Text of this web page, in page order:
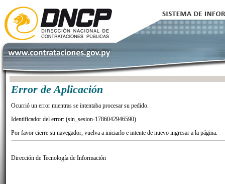
Error de Aplicación
Ocurrió un error mientras se intentaba procesar su pedido.
Identificador del error: (sin_sesion-1786042946590)
Por favor cierre su navegador, vuelva a iniciarlo e intente de nuevo ingresar a la página.
Dirección de Tecnología de Información